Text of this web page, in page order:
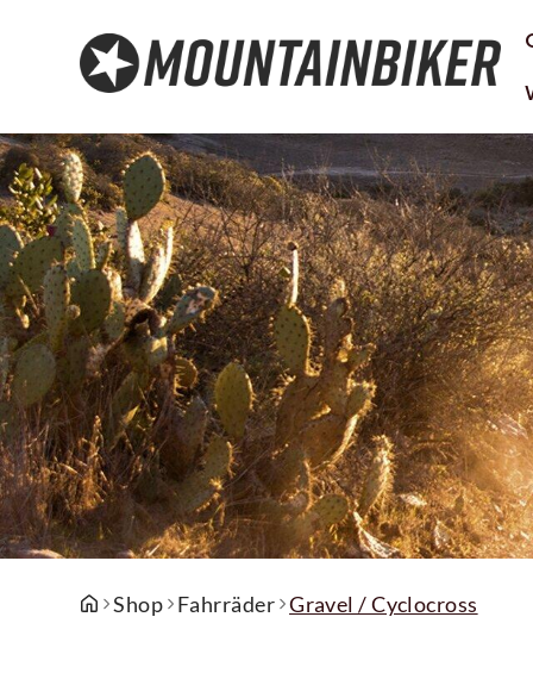
Shop Fahrräder Gravel / Cyclocross